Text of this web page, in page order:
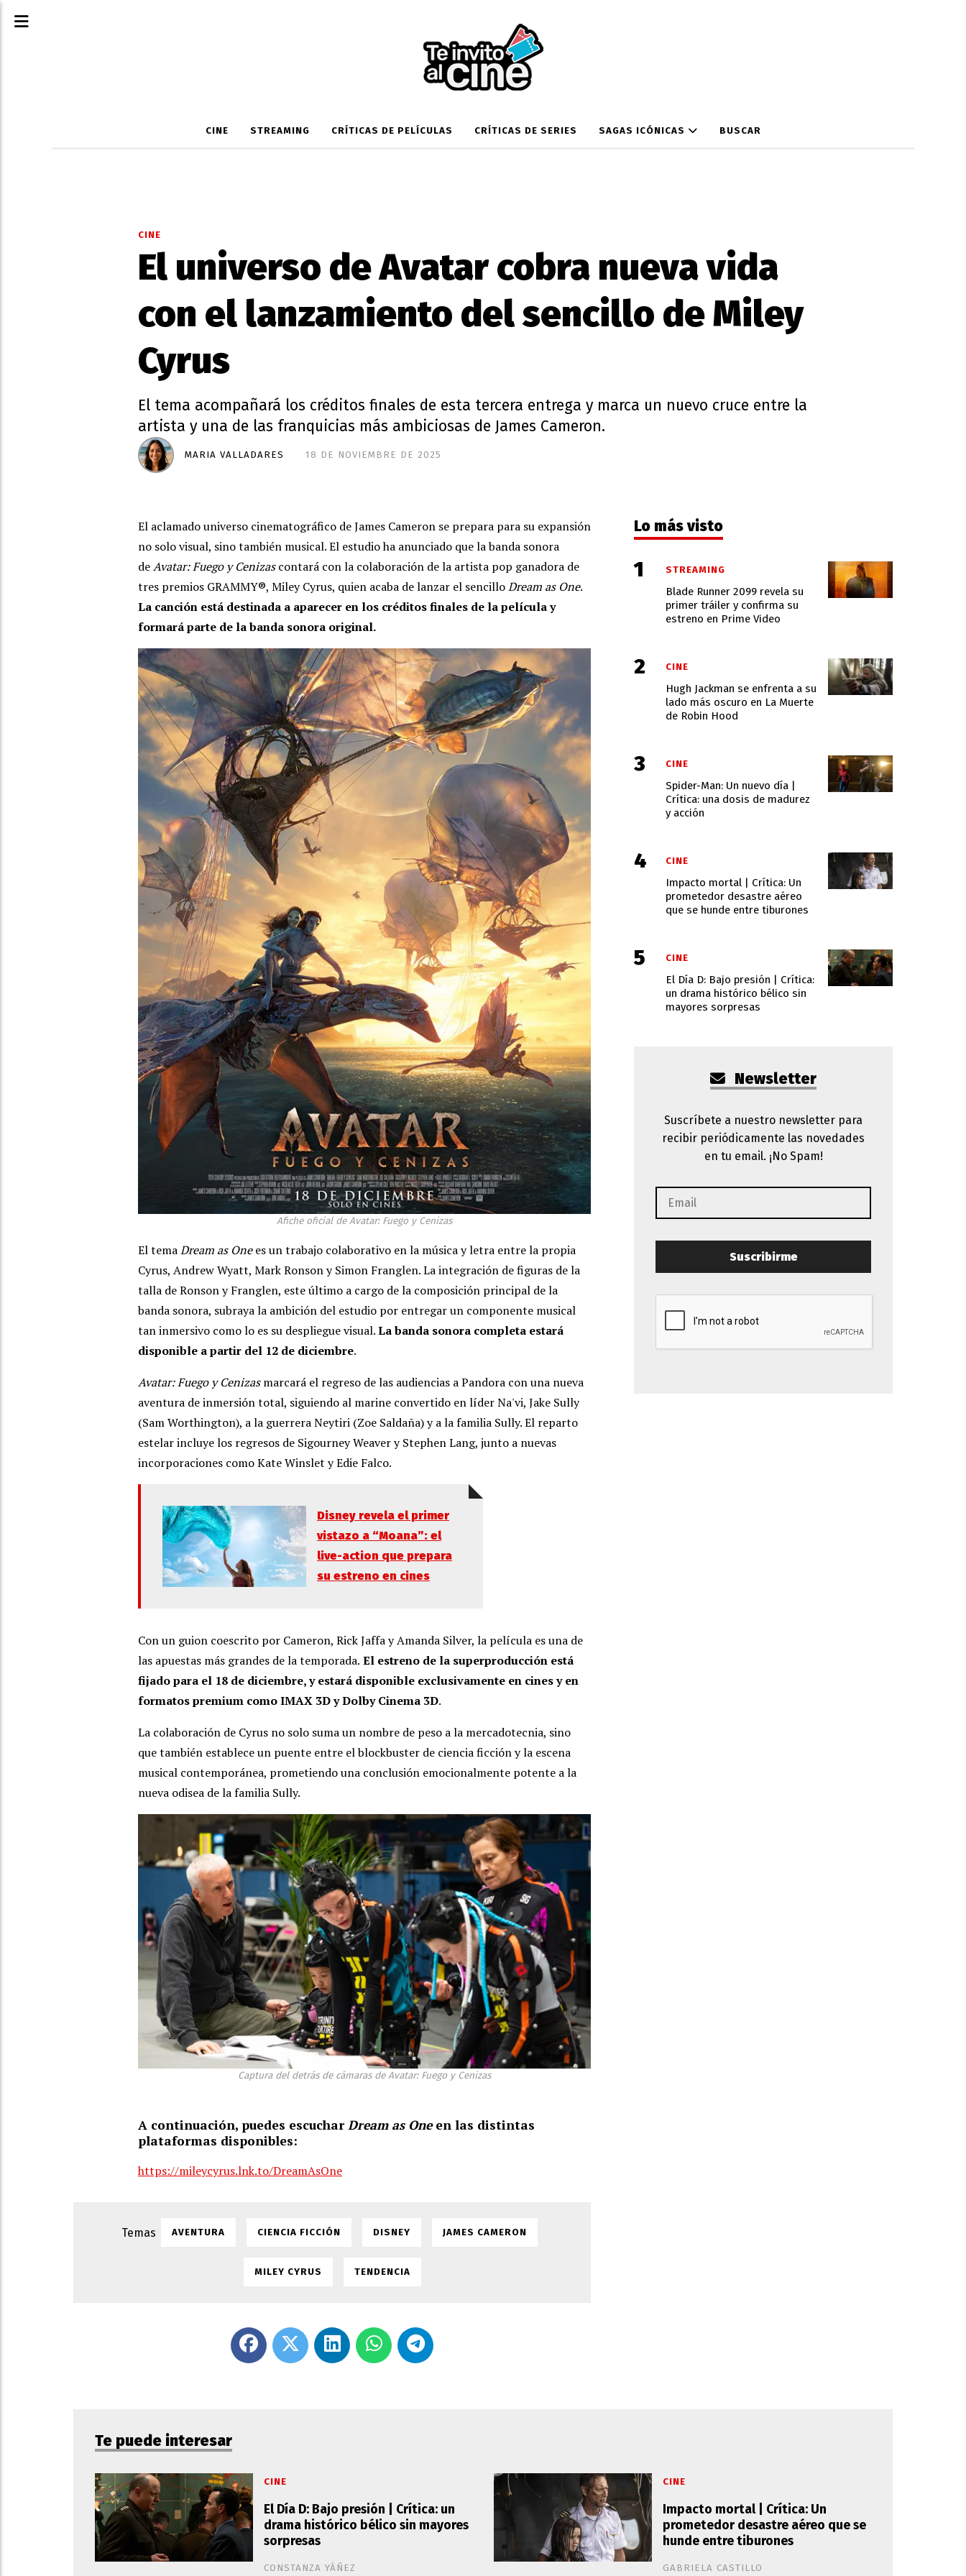
CINE STREAMING CRÍTICAS DE PELÍCULAS CRÍTICAS DE SERIES SAGAS ICÓNICAS BUSCAR
El universo de Avatar cobra nueva vida
con el lanzamiento del sencillo de Miley
Cyrus
El tema acompañará los créditos finales de esta tercera entrega y marca un nuevo cruce entre la
artista y una de las franquicias más ambiciosas de James Cameron.
CINE
18 DE NOVIEMBRE DE 2025
MARIA VALLADARES
El aclamado universo cinematográfico de James Cameron se prepara para su expansión
no solo visual, sino también musical. El estudio ha anunciado que la banda sonora
deAvatar: Fuego y Cenizascontará con la colaboración de la artista pop ganadora de
tres premios GRAMMY®, Miley Cyrus, quien acaba de lanzar el sencilloDream as One.
La canción está destinada a aparecer en los créditos finales de la película y
formará parte de la banda sonora original.
Afiche oficial de Avatar: Fuego y Cenizas
El temaDream as Onees un trabajo colaborativo en la música y letra entre la propia
Cyrus, Andrew Wyatt, Mark Ronson y Simon Franglen. La integración de figuras de la
talla de Ronson y Franglen, este último a cargo de la composición principal de la
banda sonora, subraya la ambición del estudio por entregar un componente musical
tan inmersivo como lo es su despliegue visual.La banda sonora completa estará
disponible a partir del 12 de diciembre.
Avatar: Fuego y Cenizasmarcará el regreso de las audiencias a Pandora con una nueva
aventura de inmersión total, siguiendo al marine convertido en líder Na'vi, Jake Sully
(Sam Worthington), a la guerrera Neytiri (Zoe Saldaña) y a la familia Sully. El reparto
estelar incluye los regresos de Sigourney Weaver y Stephen Lang, junto a nuevas
incorporaciones como Kate Winslet y Edie Falco.
Disney revela el primer
vistazo a “Moana”: el
live-action que prepara
su estreno en cines
Con un guion coescrito por Cameron, Rick Jaffa y Amanda Silver, la película es una de
las apuestas más grandes de la temporada. El estreno de la superproducción está
fijado para el 18 de diciembre, y estará disponible exclusivamente en cines y en
formatos premium como IMAX 3D y Dolby Cinema 3D.
La colaboración de Cyrus no solo suma un nombre de peso a la mercadotecnia, sino
que también establece un puente entre el blockbuster de ciencia ficción y la escena
musical contemporánea, prometiendo una conclusión emocionalmente potente a la
nueva odisea de la familia Sully.
Captura del detrás de cámaras de Avatar: Fuego y Cenizas
A continuación, puedes escuchar Dream as Oneen las distintas
plataformas disponibles:
https://mileycyrus.lnk.to/DreamAsOne
AVENTURA CIENCIA FICCIÓN DISNEY JAMES CAMERON
MILEY CYRUS TENDENCIA
Te puede interesar
El Día D: Bajo presión | Crítica: un
drama histórico bélico sin mayores
sorpresas
CONSTANZA YÁÑEZ
CINE
Impacto mortal | Crítica: Un
prometedor desastre aéreo que se
hunde entre tiburones
GABRIELA CASTILLO
CINE
Lo más visto
Blade Runner 2099 revela su
primer tráiler y confirma su
estreno en Prime Video
STREAMING
Hugh Jackman se enfrenta a su
lado más oscuro en La Muerte
de Robin Hood
CINE
Spider-Man: Un nuevo día |
Crítica: una dosis de madurez
y acción
CINE
Impacto mortal | Crítica: Un
prometedor desastre aéreo
que se hunde entre tiburones
CINE
El Día D: Bajo presión | Crítica:
un drama histórico bélico sin
mayores sorpresas
CINE
Newsletter
Suscríbete a nuestro newsletter para
recibir periódicamente las novedades
en tu email. ¡No Spam!
Suscribirme